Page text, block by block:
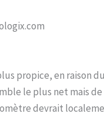
propice, en raison
le plus net mais
devrait